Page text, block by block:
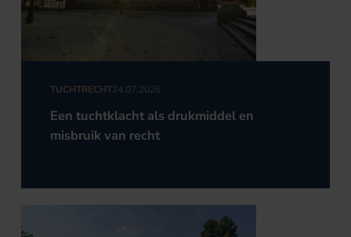
TUCHTRECHT24.07.2026
Een tuchtklacht als drukmiddel en
misbruik van recht